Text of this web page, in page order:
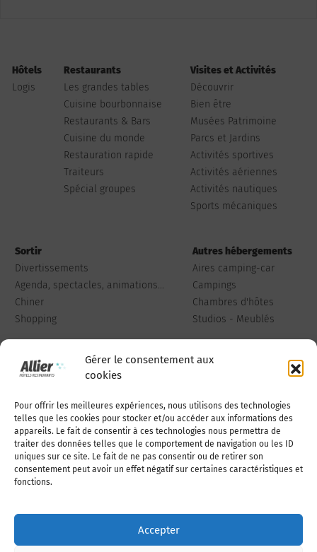
Gérer le consentement aux
cookies
Pour offrir les meilleures expériences, nous utilisons des technologies
telles que les cookies pour stocker et/ou accéder aux informations des
appareils. Le fait de consentir à ces technologies nous permettra de
traiter des données telles que le comportement de navigation ou les ID
uniques sur ce site. Le fait de ne pas consentir ou de retirer son
consentement peut avoir un effet négatif sur certaines caractéristiques et
fonctions.
Accepter
Hôtels
Logis
Restaurants
Les grandes tables
Cuisine bourbonnaise
Restaurants & Bars
Cuisine du monde
Restauration rapide
Traiteurs
Spécial groupes
Visites et Activités
Découvrir
Bien être
Musées Patrimoine
Parcs et Jardins
Activités sportives
Activités aériennes
Activités nautiques
Sports mécaniques
Sortir
Divertissements
Agenda, spectacles, animations...
Chiner
Shopping
Autres hébergements
Aires camping-car
Campings
Chambres d'hôtes
Studios - Meublés
Qui sommes-nous Publiez votre annonce
Adhérer à l’association Nous contacter